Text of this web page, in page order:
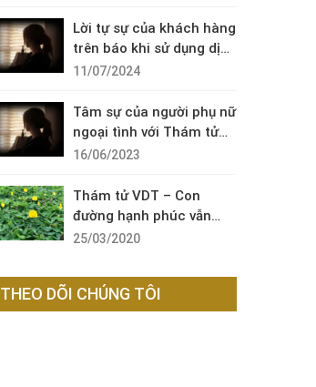
Lời tự sự của khách hàng
trên báo khi sử dụng dịch
vụ thám tử sài gòn VDT
11/07/2024
Tâm sự của người phụ nữ
ngoại tình với Thám tử
VDT
16/06/2023
Thám tử VDT – Con
đường hạnh phúc vẫn
còn đó !
25/03/2020
THEO DÕI CHÚNG TÔI